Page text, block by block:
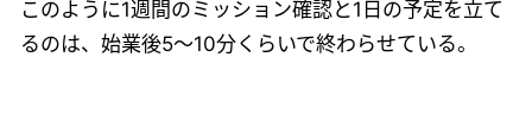
このように1週間のミッション確認と1日の予定を立て
るのは、始業後5〜10分くらいで終わらせている。